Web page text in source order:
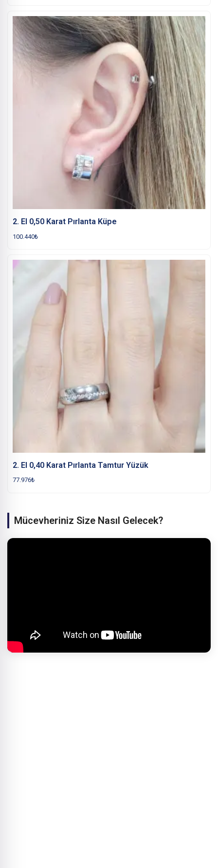
2. El 0,50 Karat Pırlanta Küpe
100.440₺
2. El 0,40 Karat Pırlanta Tamtur Yüzük
77.976₺
Mücevheriniz Size Nasıl Gelecek?